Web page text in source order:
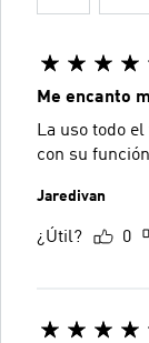
Me encanto
La uso todo
con su función
Jaredivan
¿Útil? 0